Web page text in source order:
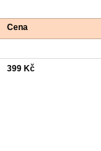
Cena
399 Kč